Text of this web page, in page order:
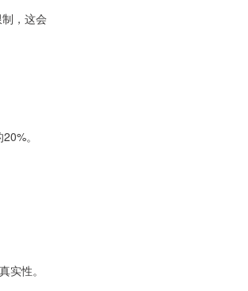
，这会
。
性。